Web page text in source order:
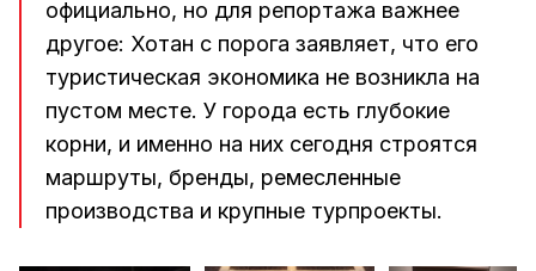
официально, но для репортажа важнее
другое: Хотан с порога заявляет, что его
туристическая экономика не возникла на
пустом месте. У города есть глубокие
корни, и именно на них сегодня строятся
маршруты, бренды, ремесленные
производства и крупные турпроекты.